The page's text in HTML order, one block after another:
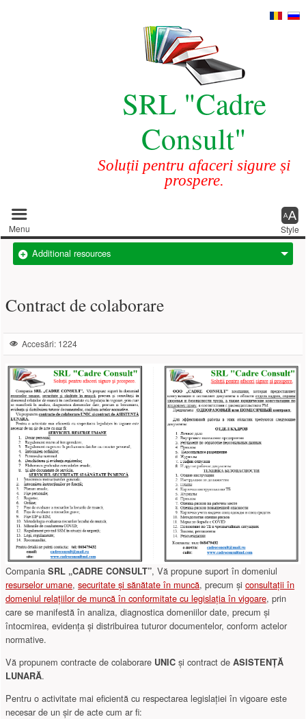
SRL "Cadre
Consult"
Soluții pentru afaceri sigure și
prospere.
Main menu
Menu Style
Additional resources
Contract de colaborare
Accesări: 1224
Compania SRL „CADRE CONSULT”, Vă propune suport în domeniul
resurselor umane,securitate și sănătate în muncă, precum șiconsultații în
domeniul relațiilor de muncă în conformitate cu legislația în vigoare, prin
care se manifestă în analiza, diagnostica domeniilor date, precum și
întocmirea, evidența și distribuirea tuturor documentelor, conform actelor
normative.
Vă propunem contracte de colaborare UNIC și contract deASISTENȚĂ
LUNARĂ.
Pentru o activitate mai eficientă cu respectarea legislației în vigoare este
necesar de un șir de acte cum ar fi: